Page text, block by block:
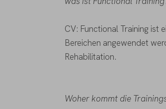
CV: Functional Training ist
Bereichen angewendet
Rehabilitation.
Woher kommt die